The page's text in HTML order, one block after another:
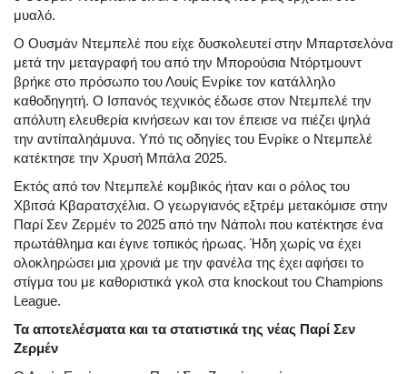
μυαλό.
Ο Ουσμάν Ντεμπελέ που είχε δυσκολευτεί στην Μπαρτσελόνα
μετά την μεταγραφή του από την Μπορούσια Ντόρτμουντ
βρήκε στο πρόσωπο του Λουίς Ενρίκε τον κατάλληλο
καθοδηγητή. Ο Ισπανός τεχνικός έδωσε στον Ντεμπελέ την
απόλυτη ελευθερία κινήσεων και τον έπεισε να πιέζει ψηλά
την αντίπαληάμυνα. Υπό τις οδηγίες του Ενρίκε ο Ντεμπελέ
κατέκτησε την Χρυσή Μπάλα 2025.
Εκτός από τον Ντεμπελέ κομβικός ήταν και ο ρόλος του
Χβιτσά Κβαρατσχέλια. Ο γεωργιανός εξτρέμ μετακόμισε στην
Παρί Σεν Ζερμέν το 2025 από την Νάπολι που κατέκτησε ένα
πρωτάθλημα και έγινε τοπικός ήρωας. Ήδη χωρίς να έχει
ολοκληρώσει μια χρονιά με την φανέλα της έχει αφήσει το
στίγμα του με καθοριστικά γκολ στα knockout του Champions
League.
Τα αποτελέσματα και τα στατιστικά της νέας Παρί Σεν
Ζερμέν